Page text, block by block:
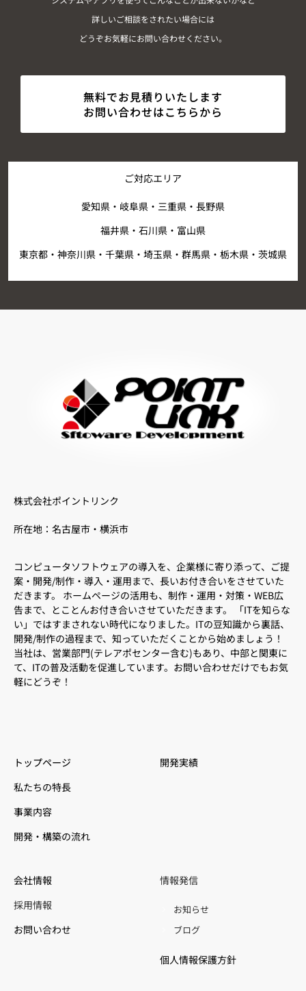
詳しいご相談をされたい場合には
どうぞお気軽にお問い合わせください。
無料でお見積りいたします
お問い合わせはこちらから
ご対応エリア
愛知県・岐阜県・三重県・長野県
福井県・石川県・富山県
東京都・神奈川県・千葉県・埼玉県・群馬県・栃木県・茨城県
株式会社ポイントリンク
所在地：名古屋市・横浜市
コンピュータソフトウェアの導入を、企業様に寄り添って、ご提
案・開発/制作・導入・運用まで、長いお付き合いをさせていた
だきます。 ホームページの活用も、制作・運用・対策・WEB広
告まで、とことんお付き合いさせていただきます。 「ITを知らな
い」ではすまされない時代になりました。ITの豆知識から裏話、
開発/制作の過程まで、知っていただくことから始めましょう！
当社は、営業部門(テレアポセンター含む)もあり、中部と関東に
て、ITの普及活動を促進しています。お問い合わせだけでもお気
軽にどうぞ！
トップページ
私たちの特長
事業内容
開発・構築の流れ
開発実績
会社情報
採用情報
お問い合わせ
情報発信
お知らせ
ブログ
個人情報保護方針